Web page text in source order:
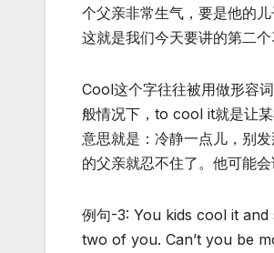
个父亲非常生气，要是他的
这就是我们今天要讲的第二
Cool这个字往往被用做形容
般情况下，to cool it就是让
意思就是：冷静一点儿，别
的父亲就忍不住了。他可能会
例句-3: You kids cool it
two of you. Can’t you be